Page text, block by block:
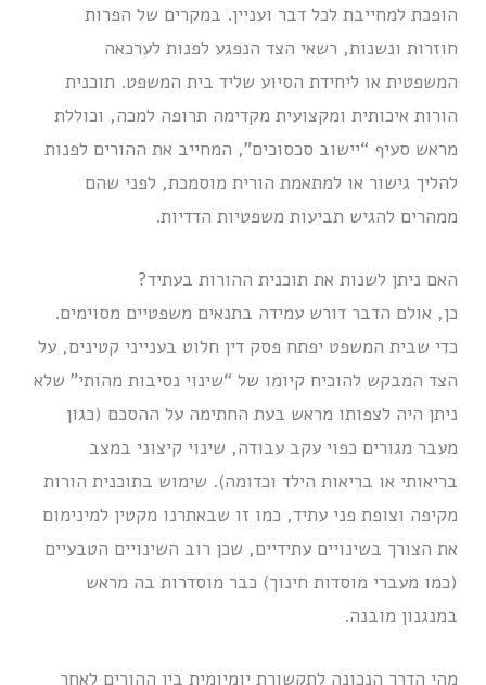
הופכת למחייבת לכל דבר ועניין. במקרים של הפרות
חוזרות ונשנות, רשאי הצד הנפגע לפנות לערכאה
המשפטית או ליחידת הסיוע שליד בית המשפט. תוכנית
הורות איכותית ומקצועית מקדימה תרופה למכה, וכוללת
מראש סעיף “יישוב סכסוכים”, המחייב את ההורים לפנות
להליך גישור או למתאמת הורית מוסמכת, לפני שהם
ממהרים להגיש תביעות משפטיות הדדיות.
האם ניתן לשנות את תוכנית ההורות בעתיד?
כן, אולם הדבר דורש עמידה בתנאים משפטיים מסוימים.
כדי שבית המשפט יפתח פסק דין חלוט בענייני קטינים, על
הצד המבקש להוכיח קיומו של “שינוי נסיבות מהותי” שלא
ניתן היה לצפותו מראש בעת החתימה על ההסכם (כגון
מעבר מגורים כפוי עקב עבודה, שינוי קיצוני במצב
בריאותי או בריאות הילד וכדומה). שימוש בתוכנית הורות
מקיפה וצופת פני עתיד, כמו זו שבאתרנו מקטין למינימום
את הצורך בשינויים עתידיים, שכן רוב השינויים הטבעיים
(כמו מעברי מוסדות חינוך) כבר מוסדרות בה מראש
במנגנון מובנה.
מהי הדרך הנכונה לתקשורת יומיומית בין ההורים לאחר